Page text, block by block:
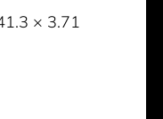
× 3.71